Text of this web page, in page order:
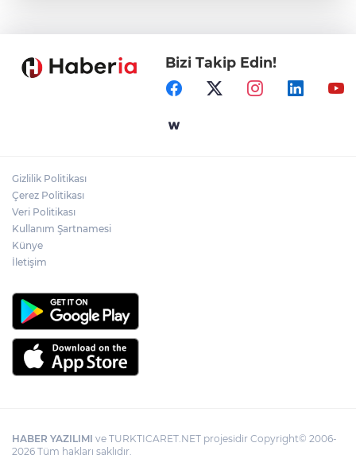
İçişleri Bakanı Çiftçi'den YÖK ziyareti
Bizi Takip Edin!
Gizlilik Politikası
Çerez Politikası
Veri Politikası
Kullanım Şartnamesi
Künye
İletişim
HABER YAZILIMI ve TURKTICARET.NET projesidir Copyright© 2006-
2026 Tüm hakları saklıdır.